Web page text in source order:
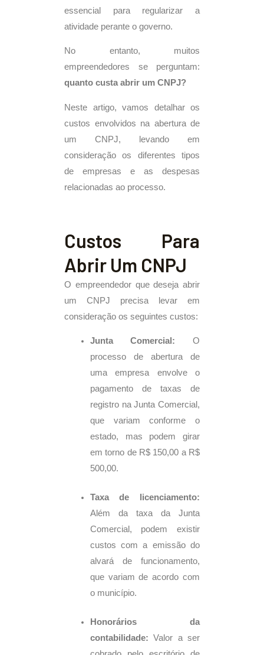
essencial para regularizar a
atividade perante o governo.
No entanto, muitos
empreendedores se perguntam:
quanto custa abrir um CNPJ?
Neste artigo, vamos detalhar os
custos envolvidos na abertura de
um CNPJ, levando em
consideração os diferentes tipos
de empresas e as despesas
relacionadas ao processo.
Custos Para
Abrir Um CNPJ
O empreendedor que deseja abrir
um CNPJ precisa levar em
consideração os seguintes custos:
Junta Comercial: O
processo de abertura de
uma empresa envolve o
pagamento de taxas de
registro na Junta Comercial,
que variam conforme o
estado, mas podem girar
em torno de R$ 150,00 a R$
500,00.
Taxa de licenciamento:
Além da taxa da Junta
Comercial, podem existir
custos com a emissão do
alvará de funcionamento,
que variam de acordo com
o município.
Honorários da
contabilidade: Valor a ser